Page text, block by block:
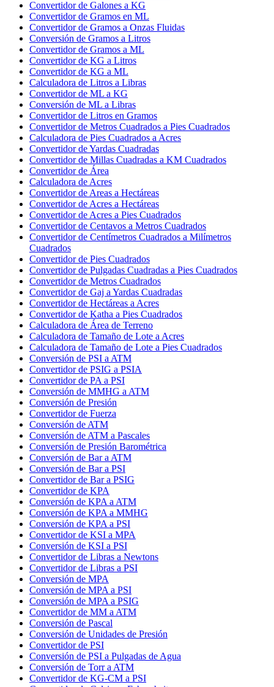
Convertidor de Galones a KG
Convertidor de Gramos en ML
Convertidor de Gramos a Onzas Fluidas
Conversión de Gramos a Litros
Convertidor de Gramos a ML
Convertidor de KG a Litros
Convertidor de KG a ML
Calculadora de Litros a Libras
Convertidor de ML a KG
Conversión de ML a Libras
Convertidor de Litros en Gramos
Convertidor de Metros Cuadrados a Pies Cuadrados
Calculadora de Pies Cuadrados a Acres
Convertidor de Yardas Cuadradas
Convertidor de Millas Cuadradas a KM Cuadrados
Convertidor de Área
Calculadora de Acres
Convertidor de Areas a Hectáreas
Convertidor de Acres a Hectáreas
Convertidor de Acres a Pies Cuadrados
Convertidor de Centavos a Metros Cuadrados
Convertidor de Centímetros Cuadrados a Milímetros
Cuadrados
Convertidor de Pies Cuadrados
Convertidor de Pulgadas Cuadradas a Pies Cuadrados
Convertidor de Metros Cuadrados
Convertidor de Gaj a Yardas Cuadradas
Convertidor de Hectáreas a Acres
Convertidor de Katha a Pies Cuadrados
Calculadora de Área de Terreno
Calculadora de Tamaño de Lote a Acres
Calculadora de Tamaño de Lote a Pies Cuadrados
Conversión de PSI a ATM
Convertidor de PSIG a PSIA
Convertidor de PA a PSI
Conversión de MMHG a ATM
Conversión de Presión
Convertidor de Fuerza
Conversión de ATM
Conversión de ATM a Pascales
Conversión de Presión Barométrica
Conversión de Bar a ATM
Conversión de Bar a PSI
Convertidor de Bar a PSIG
Convertidor de KPA
Conversión de KPA a ATM
Conversión de KPA a MMHG
Conversión de KPA a PSI
Convertidor de KSI a MPA
Conversión de KSI a PSI
Convertidor de Libras a Newtons
Convertidor de Libras a PSI
Conversión de MPA
Conversión de MPA a PSI
Conversión de MPA a PSIG
Convertidor de MM a ATM
Conversión de Pascal
Conversión de Unidades de Presión
Convertidor de PSI
Conversión de PSI a Pulgadas de Agua
Conversión de Torr a ATM
Convertidor de KG-CM a PSI